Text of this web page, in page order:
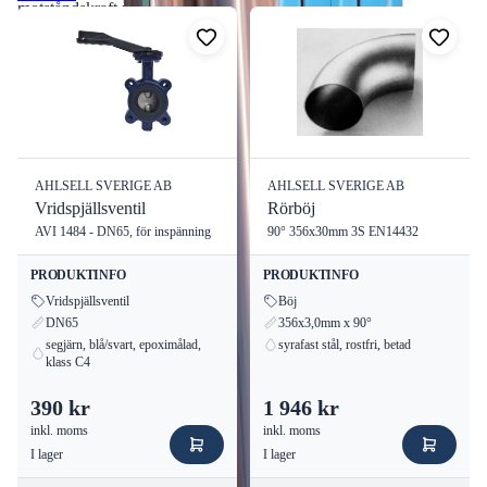
motståndskraft mot rost och korrosion gör den till ett
förstahandsval för både professionella hantverkare och industriella
Investera i kvalitet och hållbarhet med A-press rostfria rör för dina
AHLSELL SVERIGE AB
Vridspjällsventil
AVI 1484 - DN65, för inspänning
PRODUKTINFO
Vridspjällsventil
DN65
segjärn, blå/svart, epoximålad,
klass C4
390 kr
inkl. moms
I lager
AHLSELL SVERIGE AB
Rörböj
90° 356x30mm 3S EN14432
PRODUKTINFO
Böj
356x3,0mm x 90°
syrafast stål, rostfri, betad
1 946 kr
inkl. moms
I lager